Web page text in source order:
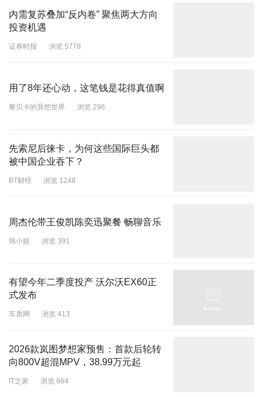
内需复苏叠加“反内卷” 聚焦两大方向
投资机遇
证券时报 浏览 5778
用了8年还心动，这笔钱是花得真值啊
黎贝卡的异想世界 浏览 296
先索尼后徕卡，为何这些国际巨头都
被中国企业吞下？
BT财经 浏览 1248
周杰伦带王俊凯陈奕迅聚餐 畅聊音乐
韩小娱 浏览 391
有望今年二季度投产 沃尔沃EX60正
式发布
车质网 浏览 413
2026款岚图梦想家预售：首款后轮转
向800V超混MPV，38.99万元起
IT之家 浏览 664